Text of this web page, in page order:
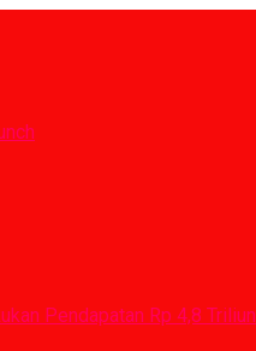
Pendapatan Rp 4,8 Triliun